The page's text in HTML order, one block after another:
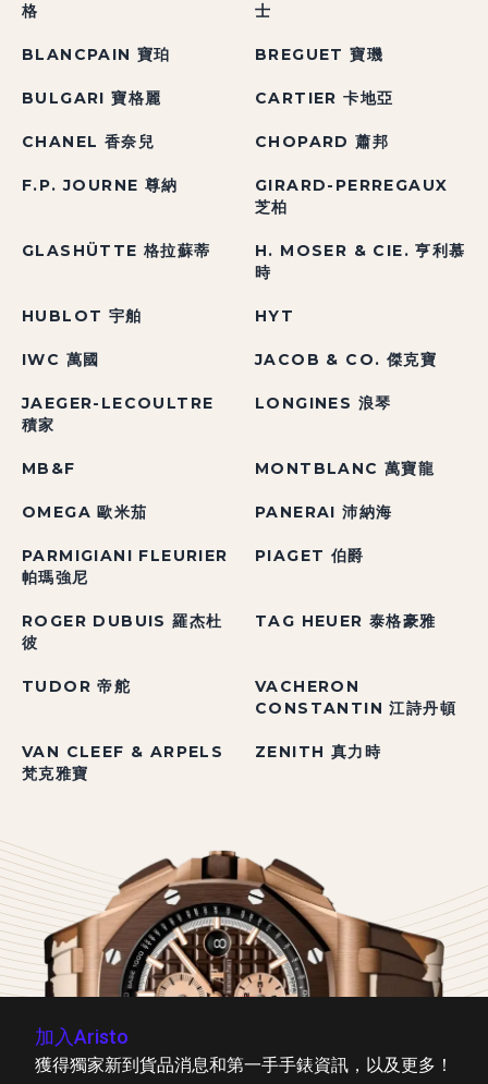
格
士
BLANCPAIN 寶珀 BREGUET 寶璣
BULGARI 寶格麗 CARTIER 卡地亞
CHANEL 香奈兒 CHOPARD 蕭邦
F.P. JOURNE 尊納
GIRARD-PERREGAUX
芝柏
GLASHÜTTE 格拉蘇蒂
H. MOSER & CIE. 亨利慕
時
HUBLOT 宇舶 HYT
IWC 萬國 JACOB & CO. 傑克寶
JAEGER-LECOULTRE
積家
LONGINES 浪琴
MB&F MONTBLANC 萬寶龍
OMEGA 歐米茄 PANERAI 沛納海
PARMIGIANI FLEURIER
帕瑪強尼
PIAGET 伯爵
ROGER DUBUIS 羅杰杜
彼
TAG HEUER 泰格豪雅
TUDOR 帝舵
VACHERON
CONSTANTIN 江詩丹頓
VAN CLEEF & ARPELS
梵克雅寶
ZENITH 真力時
加入Aristo
獲得獨家新到貨品消息和第一手手錶資訊，以及更多！